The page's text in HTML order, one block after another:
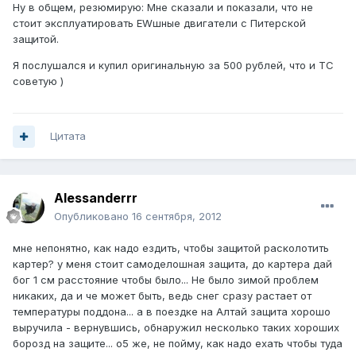
Ну в общем, резюмирую: Мне сказали и показали, что не
стоит эксплуатировать EWшные двигатели с Питерской
защитой.
Я послушался и купил оригинальную за 500 рублей, что и ТС
советую )
Цитата
Alessanderrr
Опубликовано 16 сентября, 2012
мне непонятно, как надо ездить, чтобы защитой расколотить
картер? у меня стоит самоделошная защита, до картера дай
бог 1 см расстояние чтобы было... Не было зимой проблем
никаких, да и че может быть, ведь снег сразу растает от
температуры поддона... а в поездке на Алтай защита хорошо
выручила - вернувшись, обнаружил несколько таких хороших
борозд на защите... о5 же, не пойму, как надо ехать чтобы туда